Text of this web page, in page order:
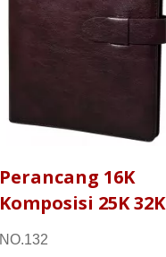
Perancang 16K
Komposisi 25K 32K
NO.132